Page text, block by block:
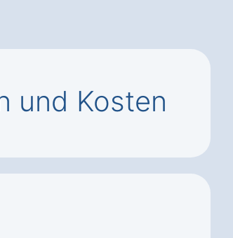
und Kosten